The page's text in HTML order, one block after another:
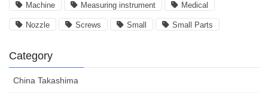
Machine Measuring instrument Medical
Nozzle Screws Small Small Parts
Category
China Takashima